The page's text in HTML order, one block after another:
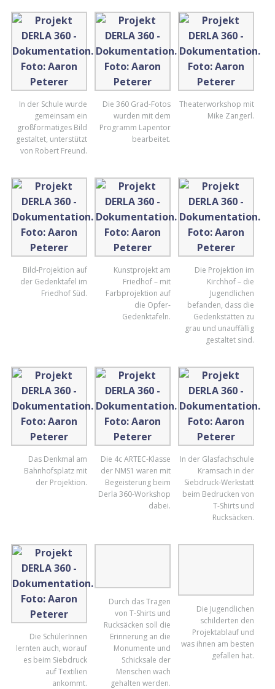
In der Schule wurde
gemeinsam ein
großformatiges Bild
gestaltet, unterstützt
von Robert Freund.
Die 360 Grad-Fotos
wurden mit dem
Programm Lapentor
bearbeitet.
Theaterworkshop mit
Mike Zangerl.
Bild-Projektion auf
der Gedenktafel im
Friedhof Süd.
Kunstprojekt am
Friedhof – mit
Farbprojektion auf
die Opfer-
Gedenktafeln.
Die Projektion im
Kirchhof – die
Jugendlichen
befanden, dass die
Gedenkstätten zu
grau und unauffällig
gestaltet sind.
Das Denkmal am
Bahnhofsplatz mit
der Projektion.
Die 4c ARTEC-Klasse
der NMS1 waren mit
Begeisterung beim
Derla 360-Workshop
dabei.
In der Glasfachschule
Kramsach in der
Siebdruck-Werkstatt
beim Bedrucken von
T-Shirts und
Rucksäcken.
Die SchülerInnen
lernten auch, worauf
es beim Siebdruck
auf Textilien
ankommt.
Durch das Tragen
von T-Shirts und
Rucksäcken soll die
Erinnerung an die
Monumente und